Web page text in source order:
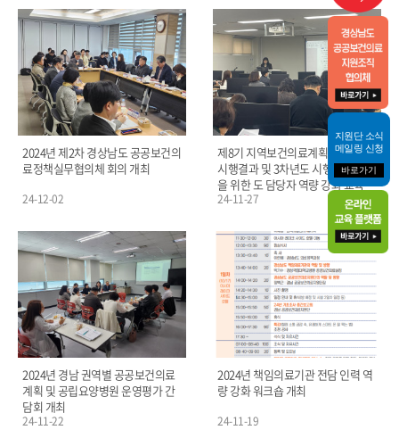
2024년 제2차 경상남도 공공보건의
료정책실무협의체 회의 개최
24-12-02
제8기 지역보건의료계획 2차년도
시행결과 및 3차년도 시행계획 수립
을 위한 도 담당자 역량 강화 교육
24-11-27
2024년 경남 권역별 공공보건의료
계획 및 공립요양병원 운영평가 간
담회 개최
24-11-22
2024년 책임의료기관 전담 인력 역
량 강화 워크숍 개최
24-11-19
지원단 소식
메일링 신청
바로가기